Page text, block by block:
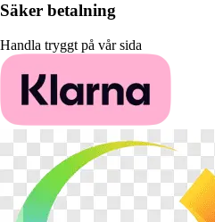
Säker betalning
Handla tryggt på vår sida